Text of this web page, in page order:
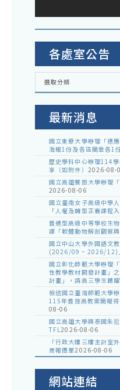
各處室公告
各
室
選取分類
最新消息
國立東華大學辦理「適
海報1份及各區簡章各1
歷史學科中心辦理114
享（如附件） 2026-08-
國立高雄餐旅大學辦理
2026-08-06
國立臺南女子高級中學
「人權及轉型正義課程
普通型高級中等學校生
課「軟體動物解剖觀察
國立中山大學外國語文
(2026/09 ~ 2026/12)
國立彰化師範大學辦理
性教學教材開發計畫」
計畫」，請高三學生踴
檢送國立臺灣師範大學
115年普技高教案簡報
08-06
國立高雄大學與泰國朱
TFL2026-08-06
「行政大樓三樓主計室
商報價單2026-08-06
網站連結